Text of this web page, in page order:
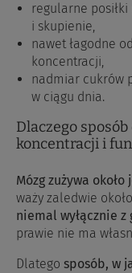
regularne
i skupienie,
nawet łagodne
koncentracji,
nadmiar cukrów
w ciągu dnia.
Dlaczego
koncentracji i
Mózg zużywa
waży zaledwie
niemal wyłącznie z
prawie nie ma
Dlatego sposób, w